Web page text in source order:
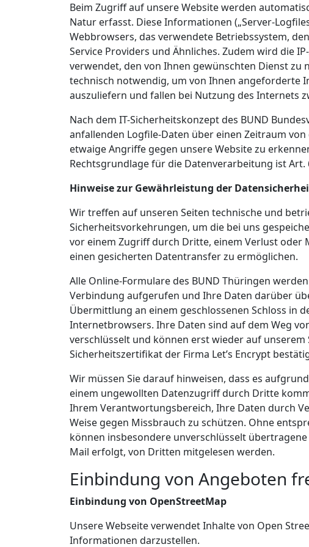
Beim Zugriff auf unsere Website werden
Natur erfasst. Diese Informationen („Server-
Webbrowsers, das verwendete Betriebssystem,
Service Providers und Ähnliches. Zudem wird die
verwendet, den von Ihnen gewünschten Dienst zu
technisch notwendig, um von Ihnen angeforderte
auszuliefern und fallen bei Nutzung des Internets
Nach dem IT-Sicherheitskonzept des BUND
anfallenden Logfile-Daten über einen Zeitraum
etwaige Angriffe gegen unsere Website zu
Rechtsgrundlage für die Datenverarbeitung ist Art.
Hinweise zur Gewährleistung der
Wir treffen auf unseren Seiten technische und
Sicherheitsvorkehrungen, um die bei uns
vor einem Zugriff durch Dritte, einem Verlust oder
einen gesicherten Datentransfer zu ermöglichen.
Alle Online-Formulare des BUND Thüringen
Verbindung aufgerufen und Ihre Daten darüber
Übermittlung an einem geschlossenen Schloss in
Internetbrowsers. Ihre Daten sind auf dem Weg
verschlüsselt und können erst wieder auf unserem
Sicherheitszertifikat der Firma Let’s Encrypt
Wir müssen Sie darauf hinweisen, dass es
einem ungewollten Datenzugriff durch Dritte
Ihrem Verantwortungsbereich, Ihre Daten durch
Weise gegen Missbrauch zu schützen. Ohne
können insbesondere unverschlüsselt
Mail erfolgt, von Dritten mitgelesen werden.
Einbindung von Angeboten
Einbindung von OpenStreetMap
Unsere Webseite verwendet Inhalte von Open
Informationen darzustellen.